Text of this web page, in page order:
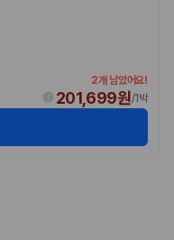
트카 최저가를 찾는 사용자
격과 승차감의 균형이 좋은 차
에 적합하며 보험 조건과 차
2개 남았어요!
201,699원/1박